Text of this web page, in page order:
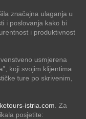
značajna ulaganja u
i poslovanja kako bi
i produktivnost
usmjerena
koji svojim klijentima
ture po skrivenim,
istria.com . Za
posjetite: